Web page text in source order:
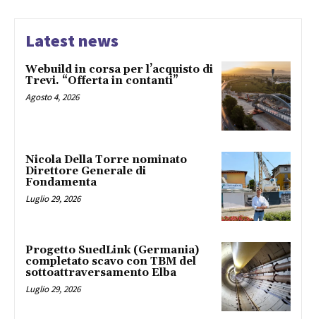
Latest news
Webuild in corsa per l’acquisto di
Trevi. “Offerta in contanti”
Agosto 4, 2026
Nicola Della Torre nominato
Direttore Generale di
Fondamenta
Luglio 29, 2026
Progetto SuedLink (Germania)
completato scavo con TBM del
sottoattraversamento Elba
Luglio 29, 2026